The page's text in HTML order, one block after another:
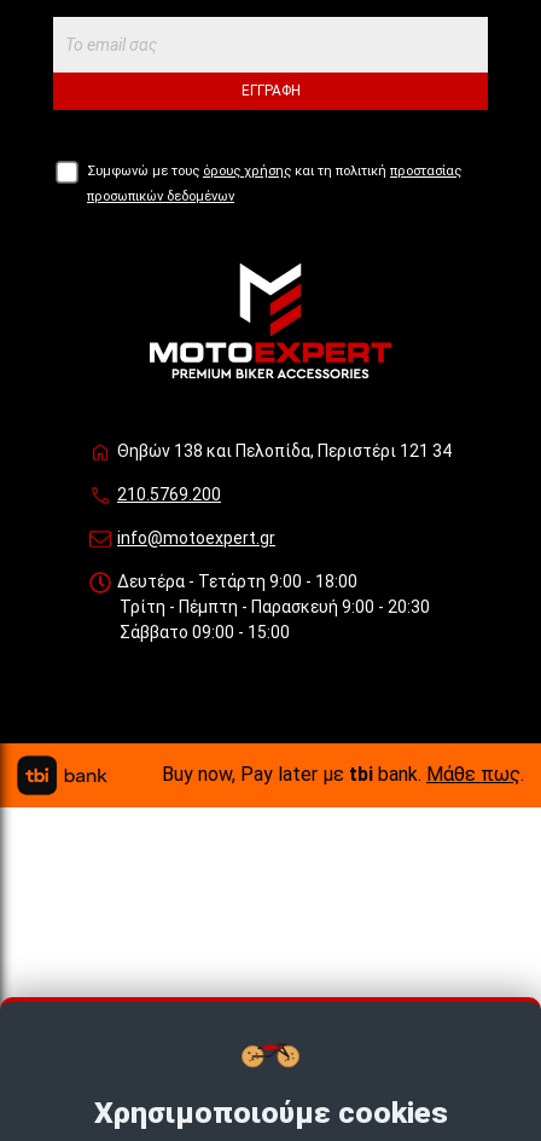
ΕΓΓΡΑΦΉ
Συμφωνώ με τους όρους χρήσης και τη πολιτική προστασίας
προσωπικών δεδομένων
Θηβών 138 και Πελοπίδα, Περιστέρι 121 34
210.5769.200
info@motoexpert.gr
Δευτέρα - Τετάρτη 9:00 - 18:00
Τρίτη - Πέμπτη - Παρασκευή 9:00 - 20:30
Σάββατο 09:00 - 15:00
Buy now, Pay later με tbi bank. Μάθε πως.
Χρησιμοποιούμε cookies